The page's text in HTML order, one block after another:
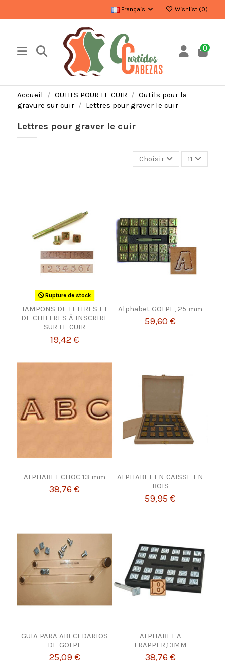
Français Wishlist (0)
0
Accueil OUTILS POUR LE CUIR
Outils pour la
gravure sur cuir
Lettres pour graver le cuir
Lettres pour graver le cuir
Choisir 11
Rupture de stock
TAMPONS DE LETTRES ET
DE CHIFFRES À INSCRIRE
SUR LE CUIR
19,42 €
Alphabet GOLPE, 25 mm
59,60 €
ALPHABET CHOC 13 mm
38,76 €
ALPHABET EN CAISSE EN
BOIS
59,95 €
GUIA PARA ABECEDARIOS
DE GOLPE
25,09 €
ALPHABET A
FRAPPER,13MM
38,76 €